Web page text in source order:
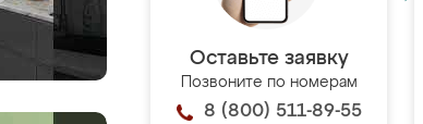
Оставьте заявку
Позвоните по номерам
8 (800) 511-89-55